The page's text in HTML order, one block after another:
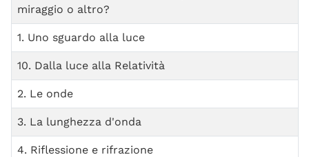
miraggio o altro?
1. Uno sguardo alla luce
10. Dalla luce alla Relatività
2. Le onde
3. La lunghezza d'onda
4. Riflessione e rifrazione